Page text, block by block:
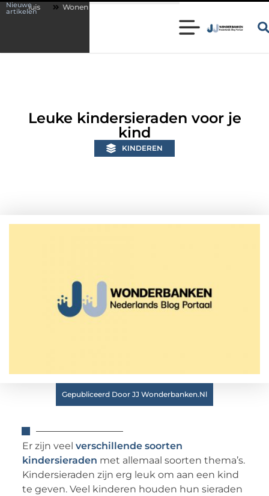
Nieuwe
artikelenin een karakteristieke woning in Bunschoten? Controleer of je
Leuke kindersieraden voor je
kind
KINDEREN
Gepubliceerd Door JJ Wonderbanken.nl
Er zijn veel verschillende soorten
kindersieraden met allemaal soorten thema’s.
Kindersieraden zijn erg leuk om aan een kind
te geven. Veel kinderen houden hun sieraden